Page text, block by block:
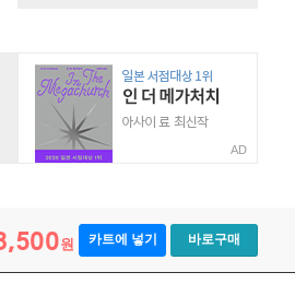
AD
원 카트에 넣기 바로구매